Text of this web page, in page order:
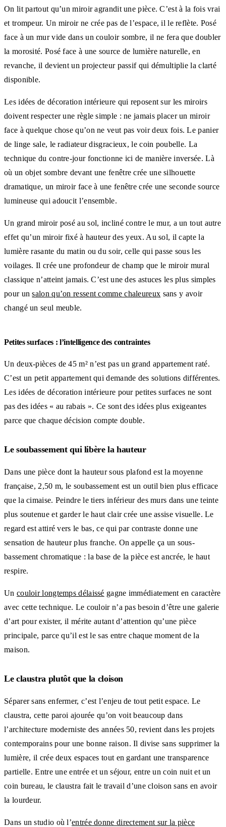
On lit partout qu’un miroir agrandit une pièce. C’est à la fois vrai
et trompeur. Un miroir ne crée pas de l’espace, il le reflète. Posé
face à un mur vide dans un couloir sombre, il ne fera que doubler
la morosité. Posé face à une source de lumière naturelle, en
revanche, il devient un projecteur passif qui démultiplie la clarté
disponible.
Les idées de décoration intérieure qui reposent sur les miroirs
doivent respecter une règle simple : ne jamais placer un miroir
face à quelque chose qu’on ne veut pas voir deux fois. Le panier
de linge sale, le radiateur disgracieux, le coin poubelle. La
technique du contre-jour fonctionne ici de manière inversée. Là
où un objet sombre devant une fenêtre crée une silhouette
dramatique, un miroir face à une fenêtre crée une seconde source
lumineuse qui adoucit l’ensemble.
Un grand miroir posé au sol, incliné contre le mur, a un tout autre
effet qu’un miroir fixé à hauteur des yeux. Au sol, il capte la
lumière rasante du matin ou du soir, celle qui passe sous les
voilages. Il crée une profondeur de champ que le miroir mural
classique n’atteint jamais. C’est une des astuces les plus simples
pour unsalon qu’on ressent comme chaleureux sans y avoir
changé un seul meuble.
Petites surfaces : l’intelligence des contraintes
Un deux-pièces de 45 m² n’est pas un grand appartement raté.
C’est un petit appartement qui demande des solutions différentes.
Les idées de décoration intérieure pour petites surfaces ne sont
pas des idées « au rabais ». Ce sont des idées plus exigeantes
parce que chaque décision compte double.
Le soubassement qui libère la hauteur
Dans une pièce dont la hauteur sous plafond est la moyenne
française, 2,50 m, le soubassement est un outil bien plus efficace
que la cimaise. Peindre le tiers inférieur des murs dans une teinte
plus soutenue et garder le haut clair crée une assise visuelle. Le
regard est attiré vers le bas, ce qui par contraste donne une
sensation de hauteur plus franche. On appelle ça un sous-
bassement chromatique : la base de la pièce est ancrée, le haut
respire.
Un couloir longtemps délaissé gagne immédiatement en caractère
avec cette technique. Le couloir n’a pas besoin d’être une galerie
d’art pour exister, il mérite autant d’attention qu’une pièce
principale, parce qu’il est le sas entre chaque moment de la
maison.
Le claustra plutôt que la cloison
Séparer sans enfermer, c’est l’enjeu de tout petit espace. Le
claustra, cette paroi ajourée qu’on voit beaucoup dans
l’architecture moderniste des années 50, revient dans les projets
contemporains pour une bonne raison. Il divise sans supprimer la
lumière, il crée deux espaces tout en gardant une transparence
partielle. Entre une entrée et un séjour, entre un coin nuit et un
coin bureau, le claustra fait le travail d’une cloison sans en avoir
la lourdeur.
Dans un studio où l’entrée donne directement sur la pièce